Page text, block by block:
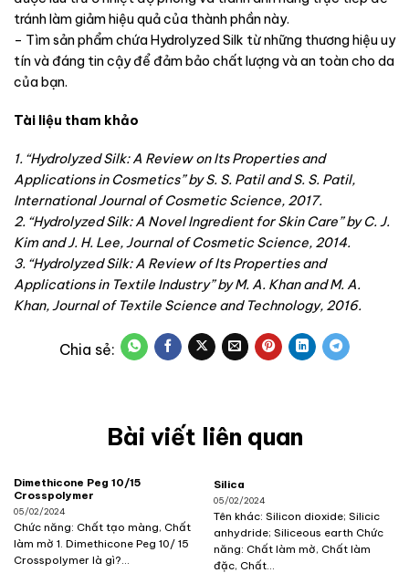
tránh làm giảm hiệu quả của thành phần này.
– Tìm sản phẩm chứa Hydrolyzed Silk từ những thương hiệu uy
tín và đáng tin cậy để đảm bảo chất lượng và an toàn cho da
của bạn.
Tài liệu tham khảo
1. “Hydrolyzed Silk: A Review on Its Properties and
Applications in Cosmetics” by S. S. Patil and S. S. Patil,
International Journal of Cosmetic Science, 2017.
2. “Hydrolyzed Silk: A Novel Ingredient for Skin Care” by C. J.
Kim and J. H. Lee, Journal of Cosmetic Science, 2014.
3. “Hydrolyzed Silk: A Review of Its Properties and
Applications in Textile Industry” by M. A. Khan and M. A.
Khan, Journal of Textile Science and Technology, 2016.
Bài viết liên quan
Dimethicone Peg 10/15
Crosspolymer
05/02/2024
Chức năng: Chất tạo màng, Chất
làm mờ 1. Dimethicone Peg 10/ 15
Crosspolymer là gì?...
Silica
05/02/2024
Tên khác: Silicon dioxide; Silicic
anhydride; Siliceous earth Chức
năng: Chất làm mờ, Chất làm
đặc, Chất...